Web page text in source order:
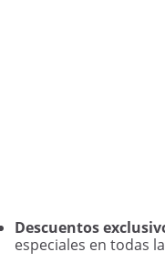
Descuentos
especiales en todas